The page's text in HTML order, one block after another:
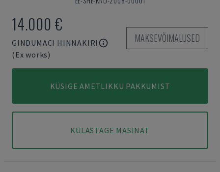
14.000 €
GINDUMACI HINNAKIRI
(Ex works)
MAKSEVÕIMALUSED
KÜSIGE AMETLIKKU PAKKUMIST
KÜLASTAGE MASINAT